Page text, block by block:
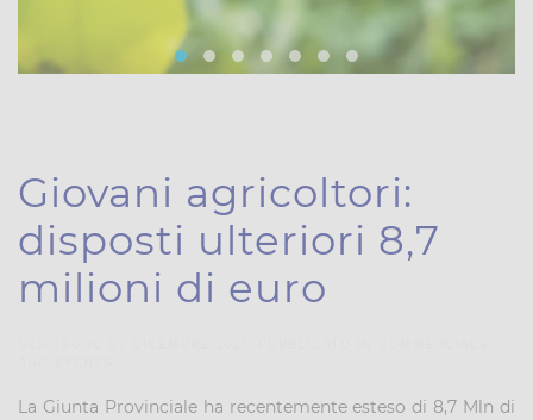
Consorzi irrigui e di miglioramento
Comifo Trentino
Consorzi Irrigui e di
La Federazione dei Consorzi
Consorzi Irrigui e di
Consorzi irrigui e di
Consorzi Irrigui e
Giovani agricoltori:
disposti ulteriori 8,7
milioni di euro
La Giunta Provinciale ha recentemente esteso di 8,7 Mln di